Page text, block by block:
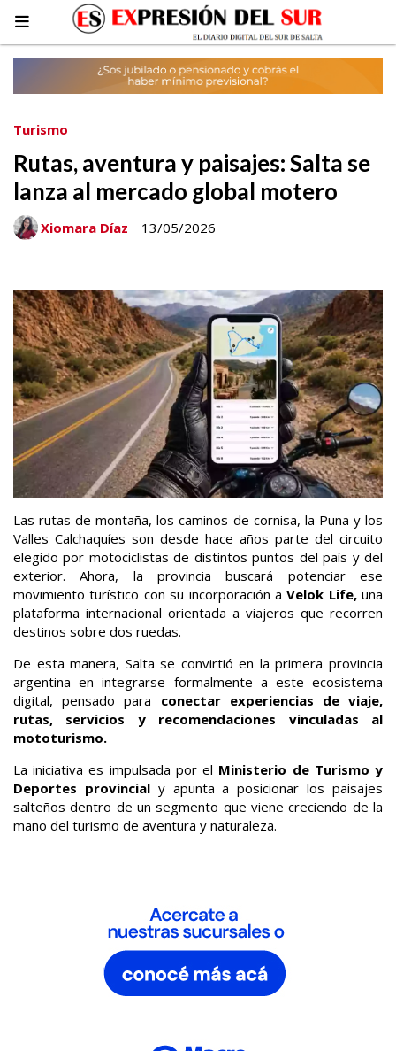
Rutas, aventura y paisajes: Salta se
lanza al mercado global motero
Turismo
13/05/2026
Xiomara Díaz
Las rutas de montaña, los caminos de cornisa, la Puna y los
Valles Calchaquíes son desde hace años parte del circuito
elegido por motociclistas de distintos puntos del país y del
exterior. Ahora, la provincia buscará potenciar ese
movimiento turístico con su incorporación aVelok Life,una
plataforma internacional orientada a viajeros que recorren
destinos sobre dos ruedas.
De esta manera, Salta se convirtió en la primera provincia
argentina en integrarse formalmente a este ecosistema
digital, pensado para conectar experiencias de viaje,
rutas, servicios y recomendaciones vinculadas al
mototurismo.
La iniciativa es impulsada por el Ministerio de Turismo y
Deportes provincial y apunta a posicionar los paisajes
salteños dentro de un segmento que viene creciendo de la
mano del turismo de aventura y naturaleza.